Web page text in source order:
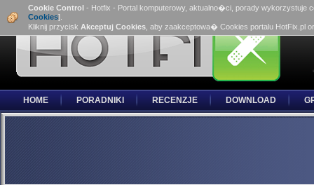
Cookie Control - Hotfix - Portal komputerowy, aktualno�ci, porady wykorzystuje
Cookies].
Kliknij przycisk Akceptuj Cookies , aby zaakceptowa� Cookies portalu HotFix.pl
HOME PORADNIKI RECENZJE DOWNLOAD